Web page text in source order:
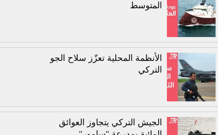
المتوسط
الأنظمة المحلية تعزّز سلاح الجو
التركي
الجيش التركي يتجاوز العوائق